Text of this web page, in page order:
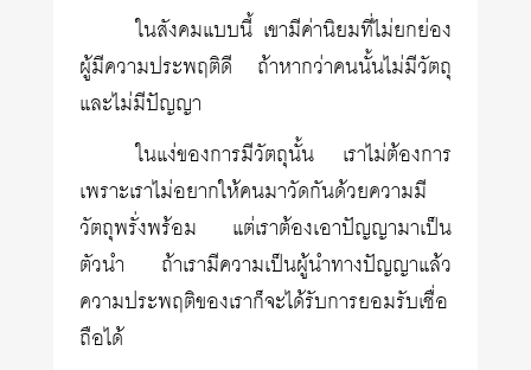
ในสังคมแบบนี้ เขามีค่านิยมที่ไม่ยกย่อง
ผู้มีความประพฤติดี ถ้าหากว่าคนนั้นไม่มีวัตถุ
และไม่มีปัญญา
ในแง่ของการมีวัตถุนั้น เราไม่ต้องการ
เพราะเราไม่อยากให้คนมาวัดกันด้วยความมี
วัตถุพรั่งพร้อม แต่เราต้องเอาปัญญามาเป็น
ตัวนำ ถ้าเรามีความเป็นผู้นำทางปัญญาแล้ว
ความประพฤติของเราก็จะได้รับการยอมรับเชื่อ
ถือได้